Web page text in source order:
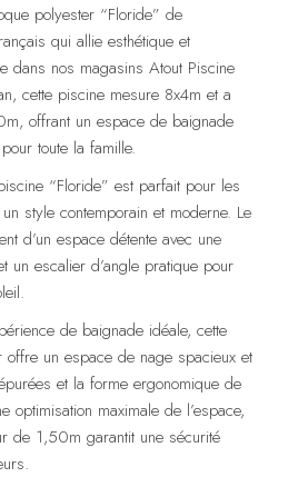
polyester “Floride” de
qui allie esthétique et
dans nos magasins Atout Piscine
cette piscine mesure 8x4m et a
offrant un espace de baignade
toute la famille.
“Floride” est parfait pour les
style contemporain et moderne. Le
d’un espace détente avec une
un escalier d’angle pratique pour
de baignade idéale, cette
offre un espace de nage spacieux et
et la forme ergonomique de
optimisation maximale de l’espace,
de 1,50m garantit une sécurité